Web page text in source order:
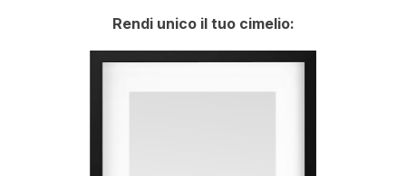
Rendi unico il tuo cimelio: